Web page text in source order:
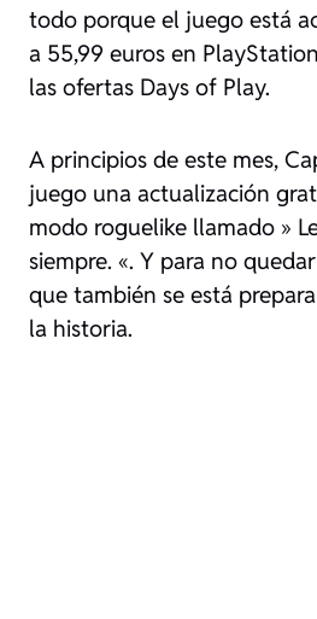
todo porque el juego está
a 55,99 euros en
las ofertas Days of Play.
A principios de este mes,
juego una actualización
modo roguelike llamado »
siempre. «. Y para no
que también se está
la historia.